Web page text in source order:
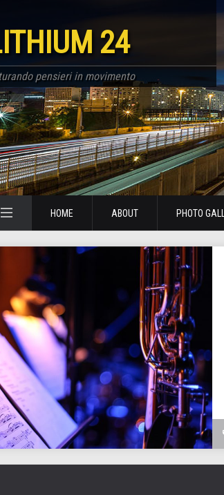
24
pensieri in movimento
HOME ABOUT PHOTO